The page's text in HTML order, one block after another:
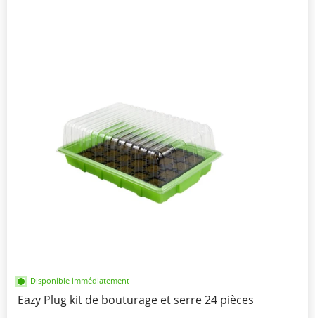
Disponible immédiatement
Eazy Plug kit de bouturage et serre 24 pièces